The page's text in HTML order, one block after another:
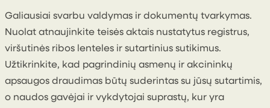
Galiausiai svarbu valdymas ir dokumentų tvarkymas.
Nuolat atnaujinkite teisės aktais nustatytus registrus,
viršutinės ribos lenteles ir sutartinius sutikimus.
Užtikrinkite, kad pagrindinių asmenų ir akcininkų
apsaugos draudimas būtų suderintas su jūsų sutartimis,
o naudos gavėjai ir vykdytojai suprastų, kur yra